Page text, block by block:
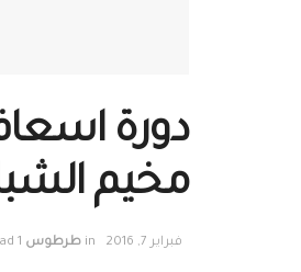
مخيم
فبراير 7, 2016 in طرطوس 1 min read